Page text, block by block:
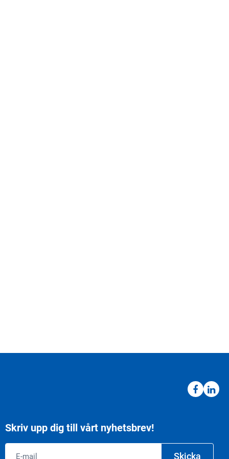
Skriv upp dig till vårt nyhetsbrev!
Skicka